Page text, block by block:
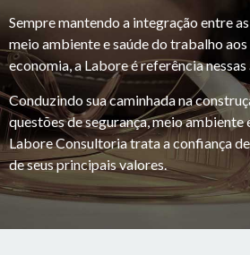
Sempre mantendo a integração entre
meio ambiente e saúde do trabalho
economia, a Labore é referência nessas
Conduzindo sua caminhada na
questões de segurança, meio ambiente
Labore Consultoria trata a confiança
de seus principais valores.